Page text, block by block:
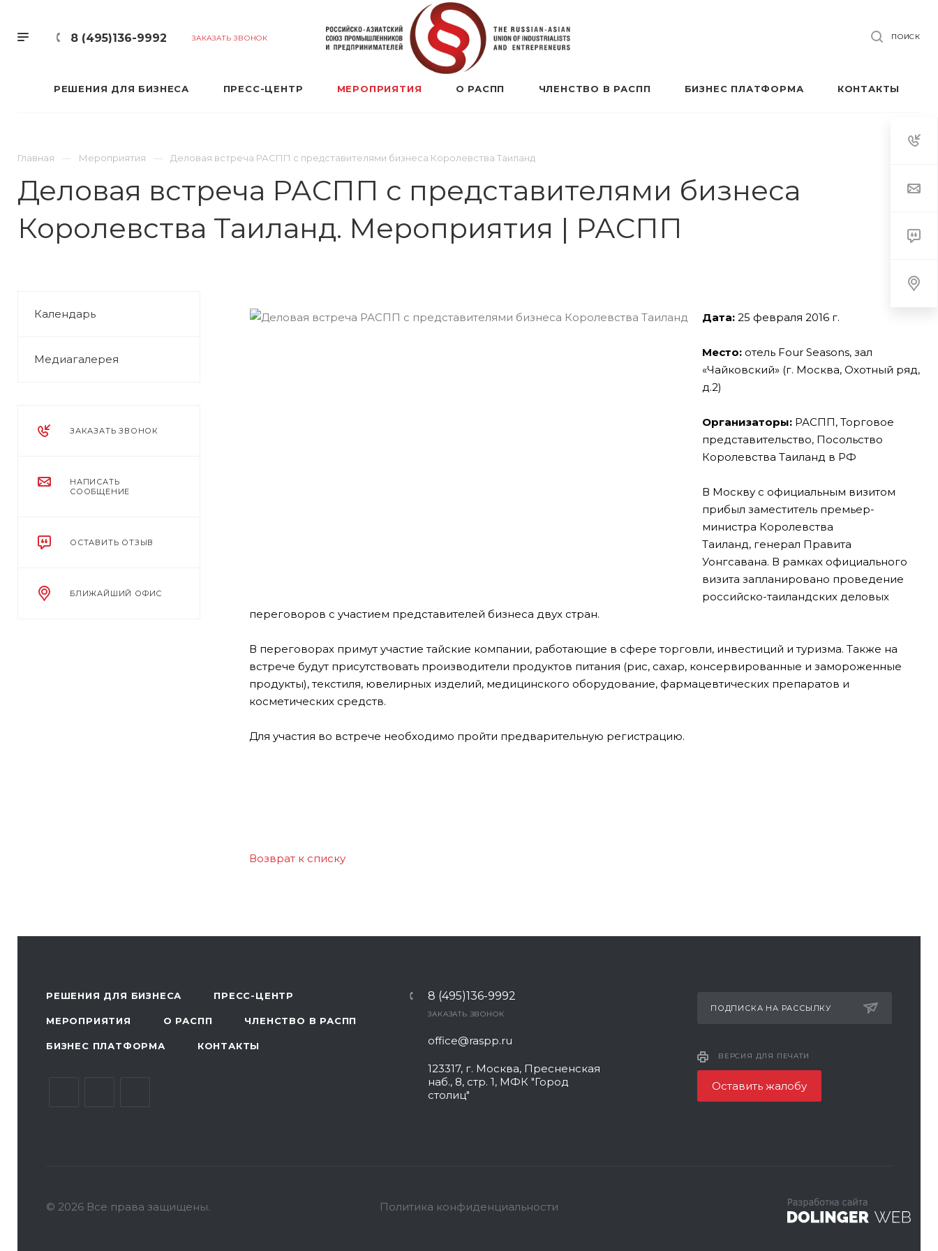
8 (495)136-9992 ЗАКАЗАТЬ ЗВОНОК ПОИСК
РЕШЕНИЯ ДЛЯ БИЗНЕСА ПРЕСС-ЦЕНТР МЕРОПРИЯТИЯ О РАСПП ЧЛЕНСТВО В РАСПП БИЗНЕС ПЛАТФОРМА КОНТАКТЫ
Главная Мероприятия Деловая встреча РАСПП с представителями бизнеса Королевства Таиланд
Деловая встреча РАСПП с представителями бизнеса
Королевства Таиланд. Мероприятия | РАСПП
Календарь
Медиагалерея
ЗАКАЗАТЬ ЗВОНОК
НАПИСАТЬ
СООБЩЕНИЕ
ОСТАВИТЬ ОТЗЫВ
БЛИЖАЙШИЙ ОФИС
Дата:25 февраля 2016 г.
Место:отель Four Seasons, зал
«Чайковский» (г. Москва, Охотный ряд,
д.2)
Организаторы:РАСПП, Торговое
представительство, Посольство
Королевства Таиланд в РФ
В Москву с официальным визитом
прибыл заместитель премьер-
министра Королевства
Таиланд, генерал Правита
Уонгсавана. В рамках официального
визита запланировано проведение
российско-таиландских деловых
переговоров с участием представителей бизнеса двух стран.
В переговорах примут участие тайские компании, работающие в сфере торговли, инвестиций и туризма. Также на
встрече будут присутствовать производители продуктов питания (рис, сахар, консервированные и замороженные
продукты), текстиля, ювелирных изделий, медицинского оборудование, фармацевтических препаратов и
косметических средств.
Для участия во встрече необходимо пройти предварительную регистрацию.
Возврат к списку
РЕШЕНИЯ ДЛЯ БИЗНЕСА ПРЕСС-ЦЕНТР
МЕРОПРИЯТИЯ О РАСПП ЧЛЕНСТВО В РАСПП
БИЗНЕС ПЛАТФОРМА КОНТАКТЫ
8 (495)136-9992
ЗАКАЗАТЬ ЗВОНОК
office@raspp.ru
123317, г. Москва, Пресненская
наб., 8, стр. 1, МФК "Город
столиц"
ПОДПИСКА НА РАССЫЛКУ
ВЕРСИЯ ДЛЯ ПЕЧАТИ
Оставить жалобу
© 2026 Все права защищены. Политика конфиденциальности